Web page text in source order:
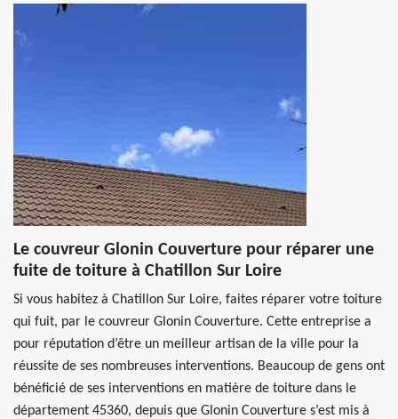
Le couvreur Glonin Couverture pour réparer une
fuite de toiture à Chatillon Sur Loire
Si vous habitez à Chatillon Sur Loire, faites réparer votre toiture
qui fuit, par le couvreur Glonin Couverture. Cette entreprise a
pour réputation d’être un meilleur artisan de la ville pour la
réussite de ses nombreuses interventions. Beaucoup de gens ont
bénéficié de ses interventions en matière de toiture dans le
département 45360, depuis que Glonin Couverture s’est mis à